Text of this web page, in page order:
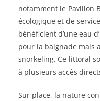
notamment le Pavillon
écologique et de
bénéficient d’une eau
pour la baignade mais
snorkeling. Ce littoral
à plusieurs accès
Sur place, la nature